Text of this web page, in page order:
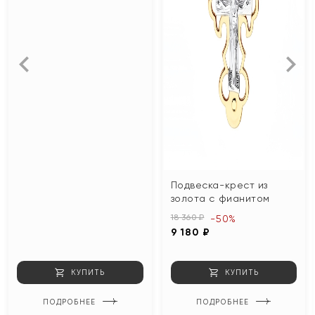
КУПИТЬ
ПОДРОБНЕЕ
Подвеска-крест из
золота с фианитом
18 360 ₽
9 180 ₽
-50%
КУПИТЬ
ПОДРОБНЕЕ